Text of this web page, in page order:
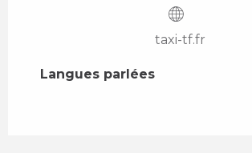
taxi-tf.fr
Langues parlées
Langues parlées